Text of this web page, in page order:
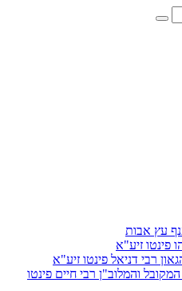
עץ אבות
פינטו זיע"א
רבי דניאל פינטו זיע"א
והמלוב"ן רבי חיים פינטו